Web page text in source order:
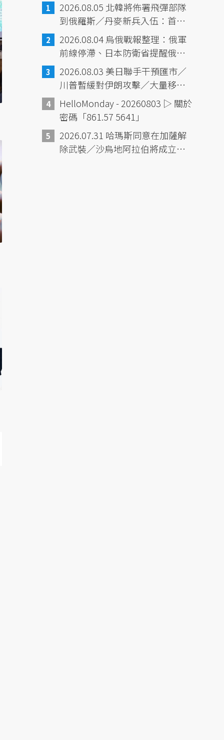
2026.08.05 北韓將佈署飛彈部隊
到俄羅斯／丹麥新兵入伍：首批
包含女性的義務役／中國財政壓
力，鎖定離岸信託課稅／義大利
彩券中獎幸運故事
2026.08.04 烏俄戰報整理：俄軍
前線停滯、日本防衛省提醒俄與
中國、北韓深化合作／熊本地震
滿一週／委內瑞拉震災已6125死
／黎巴嫩貝魯特大爆炸6週年／韓
國熱浪16死
2026.08.03 美日聯手干預匯市／
川普暫緩對伊朗攻擊／大量移民
湧入休達，已至少72死／紐時報
導：中國「境外人員動態管控平
台」
HelloMonday - 20260803 ▷ 關於
密碼「861.57 5641」
2026.07.31 哈瑪斯同意在加薩解
除武裝／沙烏地阿拉伯將成立跨